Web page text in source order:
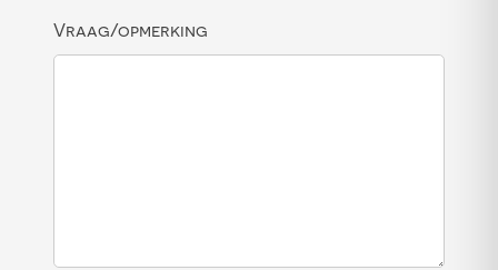
Vraag/opmerking